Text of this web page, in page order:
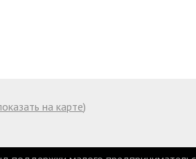
на карте)